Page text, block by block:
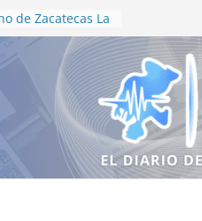
de Zacatecas La
Motociclismo
recorren el
en
en vida
Aguascalientes
en